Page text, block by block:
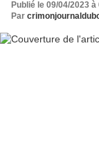
Publié le 09/04/2023 à
Par